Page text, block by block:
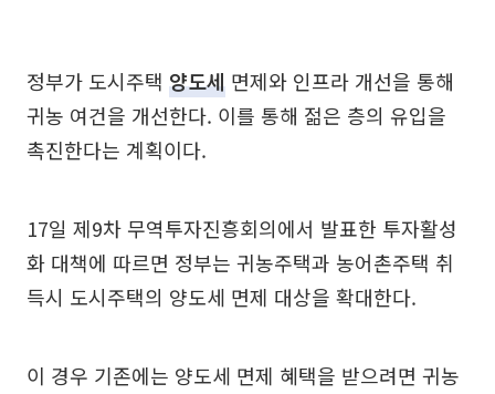
정부가 도시주택 양도세 면제와 인프라 개선을 통해
귀농 여건을 개선한다. 이를 통해 젊은 층의 유입을
촉진한다는 계획이다.
17일 제9차 무역투자진흥회의에서 발표한 투자활성
화 대책에 따르면 정부는 귀농주택과 농어촌주택 취
득시 도시주택의 양도세 면제 대상을 확대한다.
이 경우 기존에는 양도세 면제 혜택을 받으려면 귀농